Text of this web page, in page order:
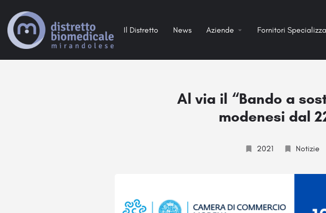
Il Distretto News Aziende Fornitori
Al via il “Bando a
modenesi dal
2021 Notizie